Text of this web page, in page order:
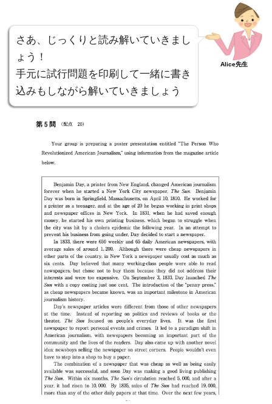
さあ、じっくりと読み解いていきまし
ょう！
手元に試行問題を印刷して一緒に書き
込みもしながら解いていきましょう
Alice先生